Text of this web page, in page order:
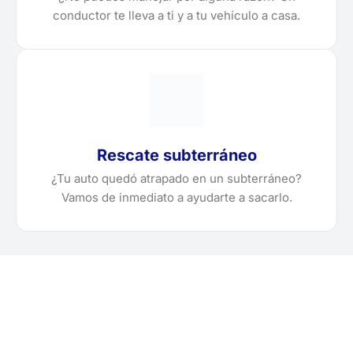
conductor te lleva a ti y a tu vehículo a casa.
Rescate subterráneo
¿Tu auto quedó atrapado en un subterráneo?
Vamos de inmediato a ayudarte a sacarlo.